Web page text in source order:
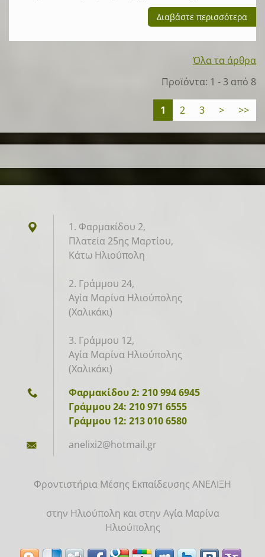
Διαβάστε περισσότερα
Όλα τα άρθρα
Προϊόντα: 1 - 3 από 8
1 2 3 > >>
1. Φαρμακίδου 2,
Πλατεία 25ης Μαρτίου,
Κάτω Ηλιούπολη
2. Γράμμου 24,
Αγία Μαρίνα Ηλιούπολης
(Χαλικάκι)
3. Γράμμου 12,
Αγία Μαρίνα Ηλιούπολης
(Χαλικάκι)
Φαρμακίδου 2: 210 994 6945
Γράμμου 24: 210 971 6555
Γράμμου 12: 213 010 6580
anelixi2@hotmail.gr
Φροντιστήρια Μέσης Εκπαίδευσης ΑΝΕΛΙΞΗ
στην Ηλιούπολη και στην Αγία Μαρίνα
Ηλιούπολης